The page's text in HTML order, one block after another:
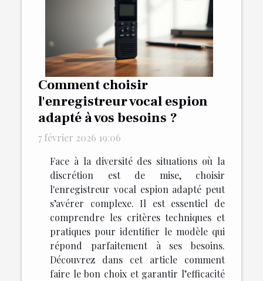
Comment choisir
l'enregistreur vocal espion
adapté à vos besoins ?
7 février 2026 19:06
Face à la diversité des situations où la
discrétion est de mise, choisir
l'enregistreur vocal espion adapté peut
s’avérer complexe. Il est essentiel de
comprendre les critères techniques et
pratiques pour identifier le modèle qui
répond parfaitement à ses besoins.
Découvrez dans cet article comment
faire le bon choix et garantir l’efficacité